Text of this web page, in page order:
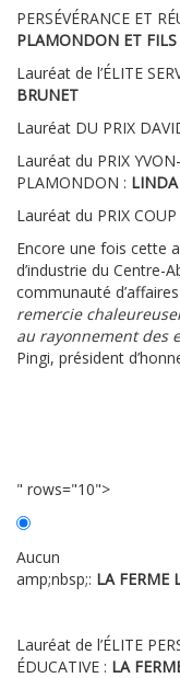
PERSÉVÉRANCE ET
PLAMONDON ET FILS
Lauréat de l’ÉLITE
BRUNET
Lauréat DU PRIX
Lauréat du PRIX
PLAMONDON :
Lauréat du PRIX
Encore une fois cette
d’industrie du Centre-
communauté
remercie
au rayonnement des
Pingi, président
" rows="10">
Aucun
amp;nbsp;: LA FERME
Lauréat de l’ÉLITE
ÉDUCATIVE : LA